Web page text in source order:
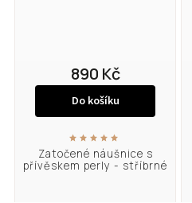
Zatočené náušnice s
přívěskem perly - stříbrné
890 Kč
Do košíku